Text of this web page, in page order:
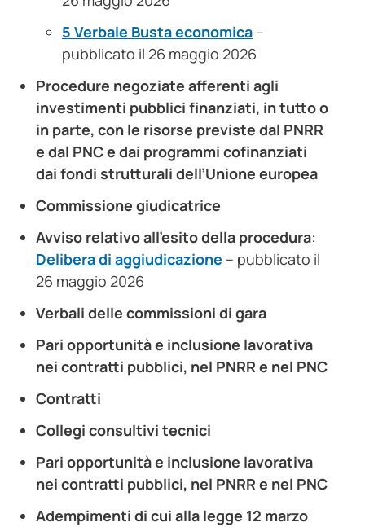
5 Verbale Busta economica –
pubblicato il 26 maggio 2026
Procedure negoziate afferenti agli
investimenti pubblici finanziati, in tutto o
in parte, con le risorse previste dal PNRR
e dal PNC e dai programmi cofinanziati
dai fondi strutturali dell’Unione europea
Commissione giudicatrice
Avviso relativo all’esito della procedura:
Delibera di aggiudicazione – pubblicato il
26 maggio 2026
Verbali delle commissioni di gara
Pari opportunità e inclusione lavorativa
nei contratti pubblici, nel PNRR e nel PNC
Contratti
Collegi consultivi tecnici
Pari opportunità e inclusione lavorativa
nei contratti pubblici, nel PNRR e nel PNC
Adempimenti di cui alla legge 12 marzo